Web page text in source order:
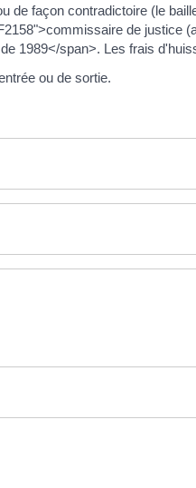
de façon contradictoire (le
de justice
1989</span>. Les frais
ou de sortie.